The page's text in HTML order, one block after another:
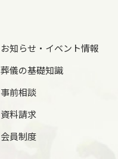
お知らせ・イベント情報
葬儀の基礎知識
事前相談
資料請求
会員制度